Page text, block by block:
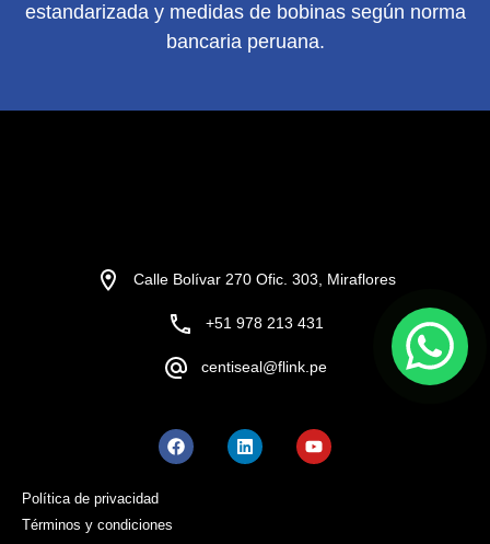
estandarizada y medidas de bobinas según norma
bancaria peruana.
Calle Bolívar 270 Ofic. 303, Miraflores
+51 978 213 431
centiseal@flink.pe
Política de privacidad
Términos y condiciones